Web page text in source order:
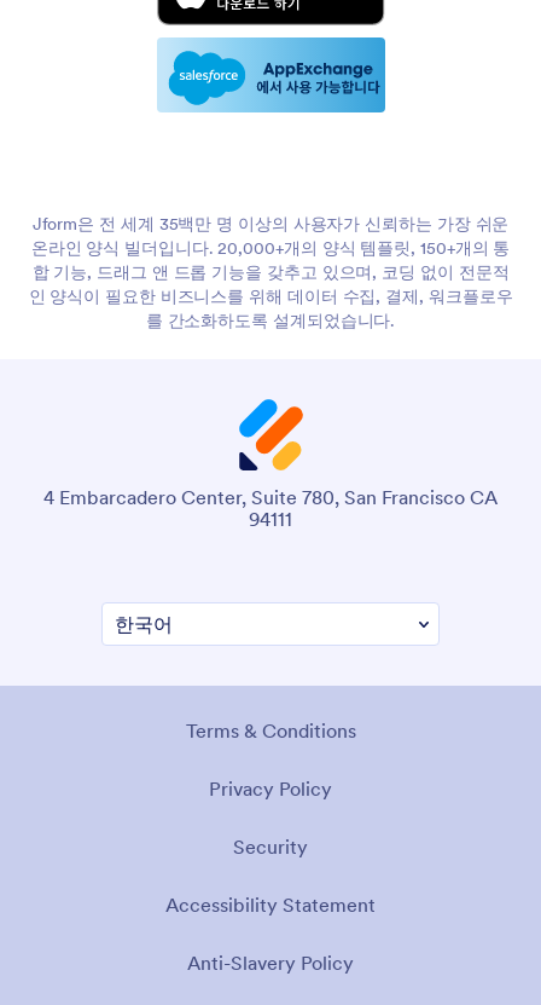
Jform은 전 세계 35백만 명 이상의 사용자가 신뢰하는 가장 쉬운
온라인 양식 빌더입니다. 20,000+개의 양식 템플릿, 150+개의 통
합 기능, 드래그 앤 드롭 기능을 갖추고 있으며, 코딩 없이 전문적
인 양식이 필요한 비즈니스를 위해 데이터 수집, 결제, 워크플로우
를 간소화하도록 설계되었습니다.
4 Embarcadero Center, Suite 780, San Francisco CA
94111
Terms & Conditions
Privacy Policy
Security
Accessibility Statement
Anti-Slavery Policy